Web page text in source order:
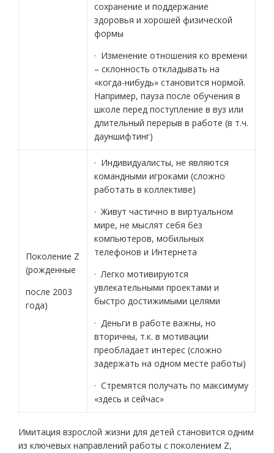
сохранение и поддержание
здоровья и хорошей физической
формы
· Изменение отношения ко времени
– склонность откладывать на
«когда-нибудь» становится нормой.
Например, пауза после обучения в
школе перед поступление в вуз или
длительный перерыв в работе (в т.ч.
дауншифтинг)
Поколение Z
(рожденные
после 2003
года)
· Индивидуалисты, не являются
командными игроками (сложно
работать в коллективе)
· Живут частично в виртуальном
мире, не мыслят себя без
компьютеров, мобильных
телефонов и Интернета
· Легко мотивируются
увлекательными проектами и
быстро достижимыми целями
· Деньги в работе важны, но
вторичны, т.к. в мотивации
преобладает интерес (сложно
задержать на одном месте работы)
· Стремятся получать по максимуму
«здесь и сейчас»
Имитация взрослой жизни для детей становится одним
из ключевых направлений работы с поколением Z,